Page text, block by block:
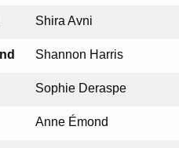
Shira Avni
Shannon Harris
Sophie Deraspe
Anne Émond